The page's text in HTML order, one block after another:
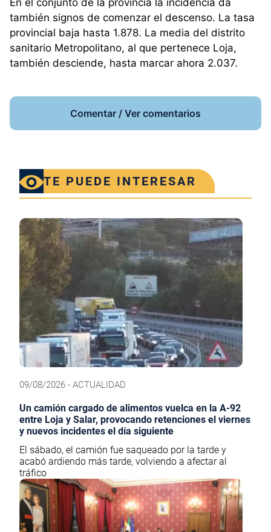
En el conjunto de la provincia la incidencia da
también signos de comenzar el descenso. La tasa
provincial baja hasta 1.878. La media del distrito
sanitario Metropolitano, al que pertenece Loja,
también desciende, hasta marcar ahora 2.037.
Comentar / Ver comentarios
TE PUEDE INTERESAR
09/08/2026 - ACTUALIDAD
Un camión cargado de alimentos vuelca en la A-92
entre Loja y Salar, provocando retenciones el viernes
y nuevos incidentes el día siguiente
El sábado, el camión fue saqueado por la tarde y
acabó ardiendo más tarde, volviendo a afectar al
tráfico